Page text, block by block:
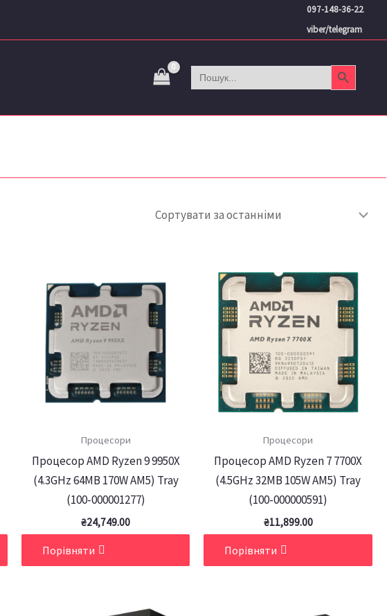
097-148-36-22
viber/telegram
Search
for:
Search Button
Процесори
Процесор AMD Ryzen 9 9950X
(4.3GHz 64MB 170W AM5) Tray
(100-000001277)
₴24,749.00
Порівняти
Процесори
Процесор AMD Ryzen 7 7700X
(4.5GHz 32MB 105W AM5) Tray
(100-000000591)
₴11,899.00
Порівняти